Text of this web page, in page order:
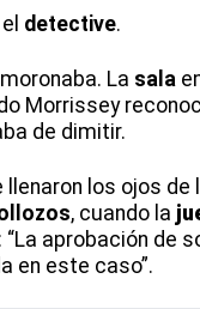
detective.
La sala
Morrissey
de dimitir.
llenaron los ojos de
, cuando la
“La aprobación de
en este caso”.